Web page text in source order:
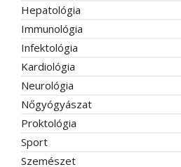
Hepatológia
Immunológia
Infektológia
Kardiológia
Neurológia
Nőgyógyászat
Proktológia
Sport
Szemészet